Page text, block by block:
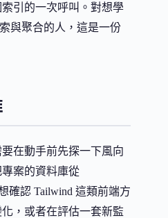
引的一次呼叫。對想學
與聚合的人，這是一份
在動手前先探一下風向
案的資料庫從
確認 Tailwind 這類前端方
，或者在評估一套新監